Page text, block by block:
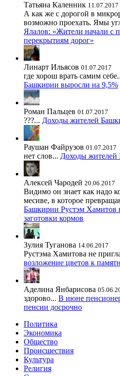
Татьяна Каленник 11.07.2017
А как же с дорогой в
возможно проехать. Ямы
Ялалов: «Жители начали с
перекрытиям дорог»
Линарт Ильясов 01.07.2017
где хорош врать самим
Башкирии выросли на 9,5%
Роман Пальцев 01.07.2017
???... Доходы жителей
Раушан Файрузов 01.07.2017
нет слов... Доходы жителей
Алексей Чародей 20.06.2017
Видимо он знает как надо
месиве, в которое
Башкирии Рустэм Хамитов
заготовки кормов
Зулия Туганова 14.06.2017
Рустэма Хамитова не
возложение цветов к
Аделина Янбарисова
здорово... В июне
пенсии досрочно
Политика
Экономика
Общество
Происшествия
Культура
Религия